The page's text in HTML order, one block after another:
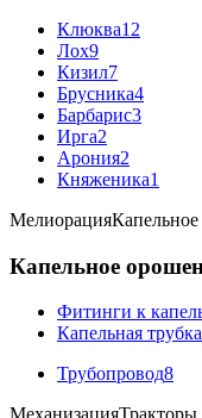
Клюква12
Лох9
Кизил7
Брусника4
Барбарис3
Ирга2
Арония2
Княженика1
Мелиорация
Капельное
Фитинги к
Капельная трубка
Трубопровод8